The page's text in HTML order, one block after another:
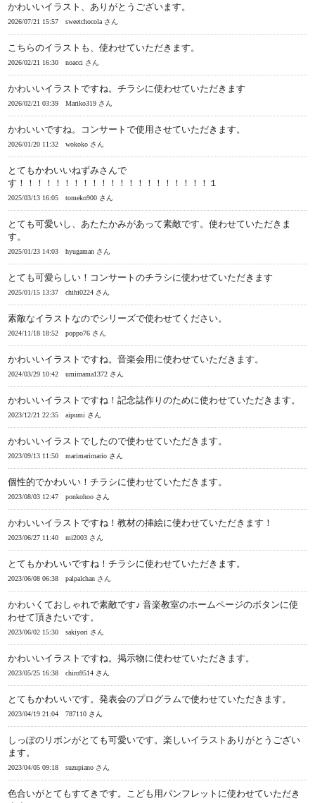
かわいいイラスト、ありがとうございます。
2026/07/21 15:57 sweetchocola さん
こちらのイラストも、使わせていただきます。
2026/02/21 16:30 noacci さん
かわいいイラストですね。チラシに使わせていただきます
2026/02/21 03:39 Mariko319 さん
かわいいですね。コンサートで使用させていただきます。
2026/01/20 11:32 wokoko さん
とてもかわいいねずみさんで
す！！！！！！！！！！！！！！！！！！！！！１
2025/03/13 16:05 tomeko900 さん
とても可愛いし、あたたかみがあって素敵です。使わせていただきま
す。
2025/01/23 14:03 hyugaman さん
とても可愛らしい！コンサートのチラシに使わせていただきます
2025/01/15 13:37 chihi0224 さん
素敵なイラストなのでシリーズで使わせてください。
2024/11/18 18:52 poppo76 さん
かわいいイラストですね。音楽会用に使わせていただきます。
2024/03/29 10:42 umimama1372 さん
かわいいイラストですね！記念誌作りのために使わせていただきます。
2023/12/21 22:35 aipumi さん
かわいいイラストでしたので使わせていただきます。
2023/09/13 11:50 marimarimario さん
個性的でかわいい！チラシに使わせていただきます。
2023/08/03 12:47 ponkohoo さん
かわいいイラストですね！教材の挿絵に使わせていただきます！
2023/06/27 11:40 mi2003 さん
とてもかわいいですね！チラシに使わせていただきます。
2023/06/08 06:38 palpalchan さん
かわいくておしゃれで素敵です♪ 音楽教室のホームページのボタンに使
わせて頂きたいです。
2023/06/02 15:30 sakiyori さん
かわいいイラストですね。掲示物に使わせていただきます。
2023/05/25 16:38 chiro9514 さん
とてもかわいいです。発表会のプログラムで使わせていただきます。
2023/04/19 21:04 787110 さん
しっぽのリボンがとても可愛いです。楽しいイラストありがとうござい
ます。
2023/04/05 09:18 suzupiano さん
色合いがとてもすてきです。こども用パンフレットに使わせていただき